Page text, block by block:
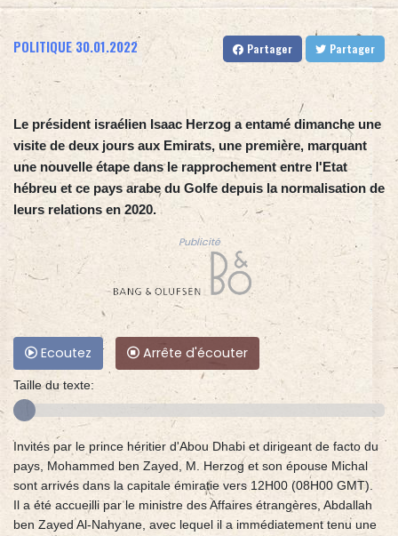
POLITIQUE 30.01.2022 Partager Partager
Le président israélien Isaac Herzog a entamé dimanche une
visite de deux jours aux Emirats, une première, marquant
une nouvelle étape dans le rapprochement entre l'Etat
hébreu et ce pays arabe du Golfe depuis la normalisation de
leurs relations en 2020.
Publicité
Ecoutez Arrête d'écouter
Taille du texte:
Invités par le prince héritier d'Abou Dhabi et dirigeant de facto du
pays, Mohammed ben Zayed, M. Herzog et son épouse Michal
sont arrivés dans la capitale émiratie vers 12H00 (08H00 GMT).
Il a été accueilli par le ministre des Affaires étrangères, Abdallah
ben Zayed Al-Nahyane, avec lequel il a immédiatement tenu une